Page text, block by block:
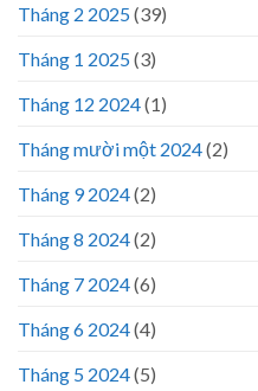
Tháng 2 2025(39)
Tháng 1 2025(3)
Tháng 12 2024(1)
Tháng mười một 2024(2)
Tháng 9 2024(2)
Tháng 8 2024(2)
Tháng 7 2024(6)
Tháng 6 2024(4)
Tháng 5 2024(5)